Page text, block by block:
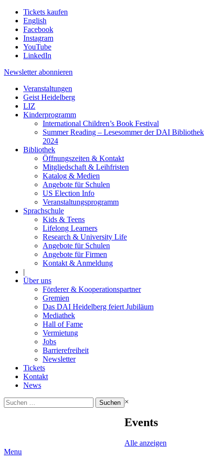
Tickets kaufen
English
Facebook
Instagram
YouTube
LinkedIn
Newsletter abonnieren
Veranstaltungen
Geist Heidelberg
LIZ
Kinderprogramm
International Children’s Book Festival
Summer Reading – Lesesommer der DAI Bibliothek
2024
Bibliothek
Öffnungszeiten & Kontakt
Mitgliedschaft & Leihfristen
Katalog & Medien
Angebote für Schulen
US Election Info
Veranstaltungsprogramm
Sprachschule
Kids & Teens
Lifelong Learners
Research & University Life
Angebote für Schulen
Angebote für Firmen
Kontakt & Anmeldung
|
Über uns
Förderer & Kooperationspartner
Gremien
Das DAI Heidelberg feiert Jubiläum
Mediathek
Hall of Fame
Vermietung
Jobs
Barrierefreiheit
Newsletter
Tickets
Kontakt
News
Suchen
nach:
×
Events
Alle anzeigen
Menu